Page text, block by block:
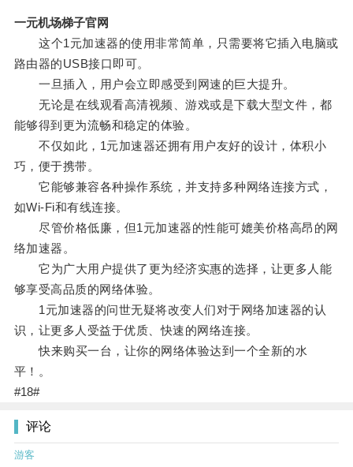
一元机场梯子官网
这个1元加速器的使用非常简单，只需要将它插入电脑或
路由器的USB接口即可。
一旦插入，用户会立即感受到网速的巨大提升。
无论是在线观看高清视频、游戏或是下载大型文件，都
能够得到更为流畅和稳定的体验。
不仅如此，1元加速器还拥有用户友好的设计，体积小
巧，便于携带。
它能够兼容各种操作系统，并支持多种网络连接方式，
如Wi-Fi和有线连接。
尽管价格低廉，但1元加速器的性能可媲美价格高昂的网
络加速器。
它为广大用户提供了更为经济实惠的选择，让更多人能
够享受高品质的网络体验。
1元加速器的问世无疑将改变人们对于网络加速器的认
识，让更多人受益于优质、快速的网络连接。
快来购买一台，让你的网络体验达到一个全新的水
平！。
#18#
评论
游客